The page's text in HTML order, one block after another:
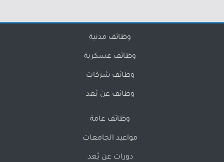
وظائف مدنية
وظائف عسكرية
وظائف شركات
وظائف عن بُعد
وظائف عامة
مواعيد الجامعات
دورات عن بُعد